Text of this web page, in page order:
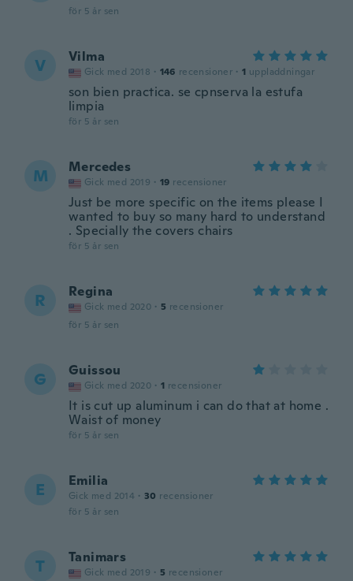
för 5 år sen
V Vilma
Gick med 2018 · 146 recensioner · 1 uppladdningar
son bien practica. se cpnserva la estufa
limpia
för 5 år sen
M Mercedes
Gick med 2019 · 19 recensioner
Just be more specific on the items please I
wanted to buy so many hard to understand
. Specially the covers chairs
för 5 år sen
R Regina
Gick med 2020 · 5 recensioner
för 5 år sen
G Guissou
Gick med 2020 · 1 recensioner
It is cut up aluminum i can do that at home .
Waist of money
för 5 år sen
E Emilia
Gick med 2014 · 30 recensioner
för 5 år sen
T Tanimars
Gick med 2019 · 5 recensioner